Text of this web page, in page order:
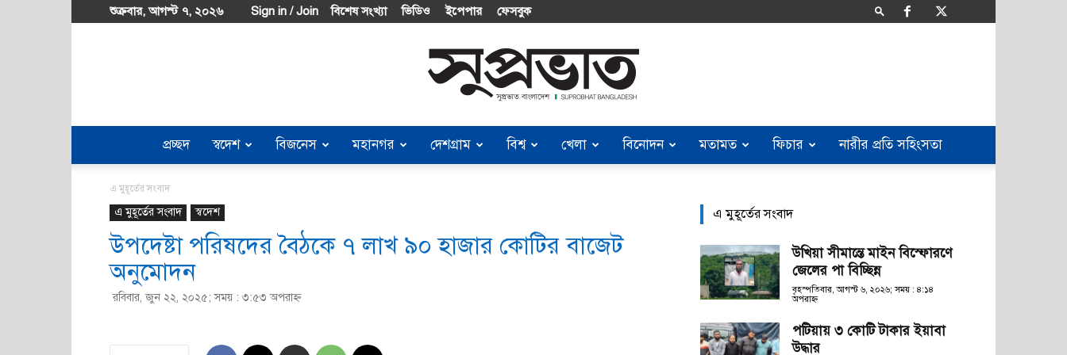
শুক্রবার, আগস্ট ৭, ২০২৬ Sign in / Join বিশেষ সংখ্যা ভিডিও ইপেপার ফেসবুক
Suprobhat
Bangladesh
প্রচ্ছদ স্বদেশ বিজনেস মহানগর দেশগ্রাম বিশ্ব খেলা বিনোদন মতামত ফিচার নারীর প্রতি সহিংসতা
এ মুহূর্তের সংবাদ
এ মুহূর্তের সংবাদ স্বদেশ
উপদেষ্টা পরিষদের বৈঠকে ৭ লাখ ৯০ হাজার কোটির বাজেট
অনুমোদন
রবিবার, জুন ২২, ২০২৫; সময় : ৩:৫৩ অপরাহ্ণ
এ মুহূর্তের সংবাদ
উখিয়া সীমান্তে মাইন বিস্ফোরণে
জেলের পা বিচ্ছিন্ন
বৃহস্পতিবার, আগস্ট ৬, ২০২৬; সময় : ৪:১৪
অপরাহ্ণ
পটিয়ায় ৩ কোটি টাকার ইয়াবা
উদ্ধার